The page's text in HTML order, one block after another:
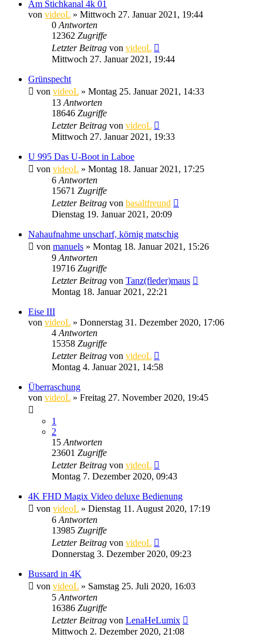
Am Stichkanal 4k 01
von videoL » Mittwoch 27. Januar 2021, 19:44
0 Antworten
12362 Zugriffe
Letzter Beitrag von videoL
Mittwoch 27. Januar 2021, 19:44
Grünspecht
von videoL » Montag 25. Januar 2021, 14:33
13 Antworten
18646 Zugriffe
Letzter Beitrag von videoL
Mittwoch 27. Januar 2021, 19:33
U 995 Das U-Boot in Laboe
von videoL » Montag 18. Januar 2021, 17:25
6 Antworten
15671 Zugriffe
Letzter Beitrag von basaltfreund
Dienstag 19. Januar 2021, 20:09
Nahaufnahme unscharf, körnig matschig
von manuels » Montag 18. Januar 2021, 15:26
9 Antworten
19716 Zugriffe
Letzter Beitrag von Tanz(fleder)maus
Montag 18. Januar 2021, 22:21
Eise III
von videoL » Donnerstag 31. Dezember 2020, 17:06
4 Antworten
15358 Zugriffe
Letzter Beitrag von videoL
Montag 4. Januar 2021, 14:58
Überraschung
von videoL » Freitag 27. November 2020, 19:45
1
2
15 Antworten
23601 Zugriffe
Letzter Beitrag von videoL
Montag 7. Dezember 2020, 09:43
4K FHD Magix Video deluxe Bedienung
von videoL » Dienstag 11. August 2020, 17:19
6 Antworten
13985 Zugriffe
Letzter Beitrag von videoL
Donnerstag 3. Dezember 2020, 09:23
Bussard in 4K
von videoL » Samstag 25. Juli 2020, 16:03
5 Antworten
16386 Zugriffe
Letzter Beitrag von LenaHeLumix
Mittwoch 2. Dezember 2020, 21:08